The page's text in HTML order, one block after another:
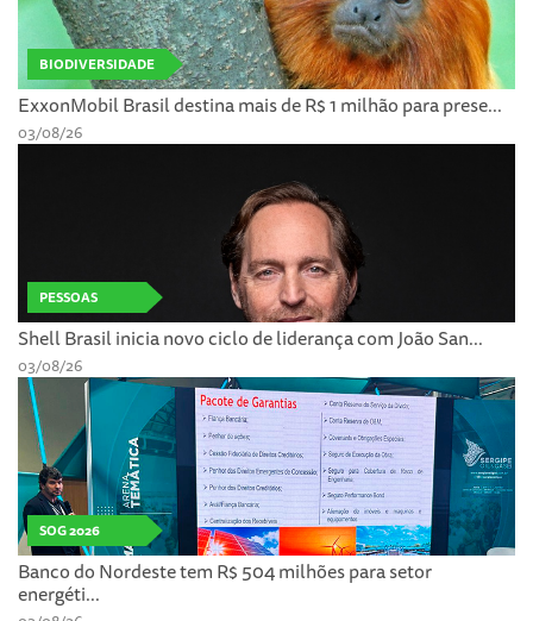
BIODIVERSIDADE
ExxonMobil Brasil destina mais de R$ 1 milhão para prese...
03/08/26
PESSOAS
Shell Brasil inicia novo ciclo de liderança com João San...
03/08/26
SOG 2026
Banco do Nordeste tem R$ 504 milhões para setor
energéti...